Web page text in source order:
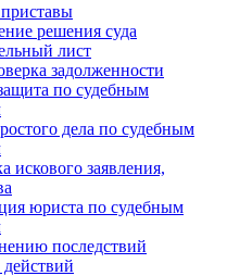
решения суда
лист
задолженности
по судебным
дела по судебным
искового заявления,
юриста по судебным
последствий